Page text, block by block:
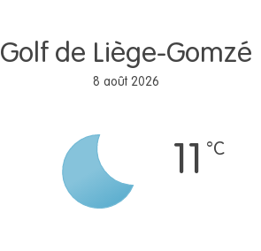
Golf de Liège-Gomzé
8 août 2026
11 °C